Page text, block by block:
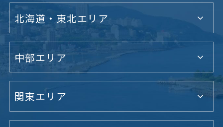
北海道・東北エリア
中部エリア
関東エリア